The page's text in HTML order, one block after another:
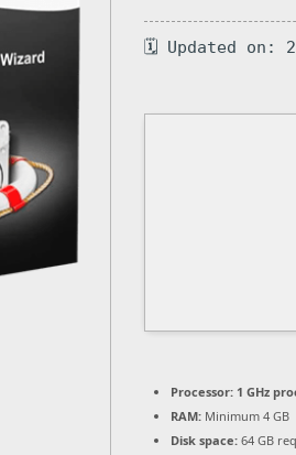
🗓 Updated on:
Processor: 1 GHz
RAM: Minimum 4 GB
Disk space: 64 GB